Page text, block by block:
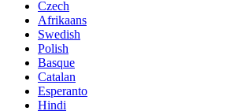
Czech
Afrikaans
Swedish
Polish
Basque
Catalan
Esperanto
Hindi